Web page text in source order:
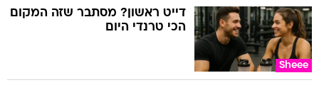
Sheee
דייט ראשון? מסתבר שזה המקום
הכי טרנדי היום